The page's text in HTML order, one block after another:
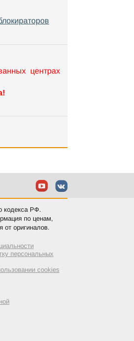
центрах
кодекса РФ.
по ценам,
от оригиналов.
персональных
cookies